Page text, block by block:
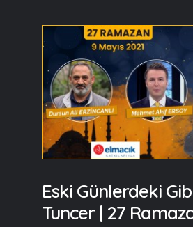
Eski Günlerdeki
Tuncer | 27